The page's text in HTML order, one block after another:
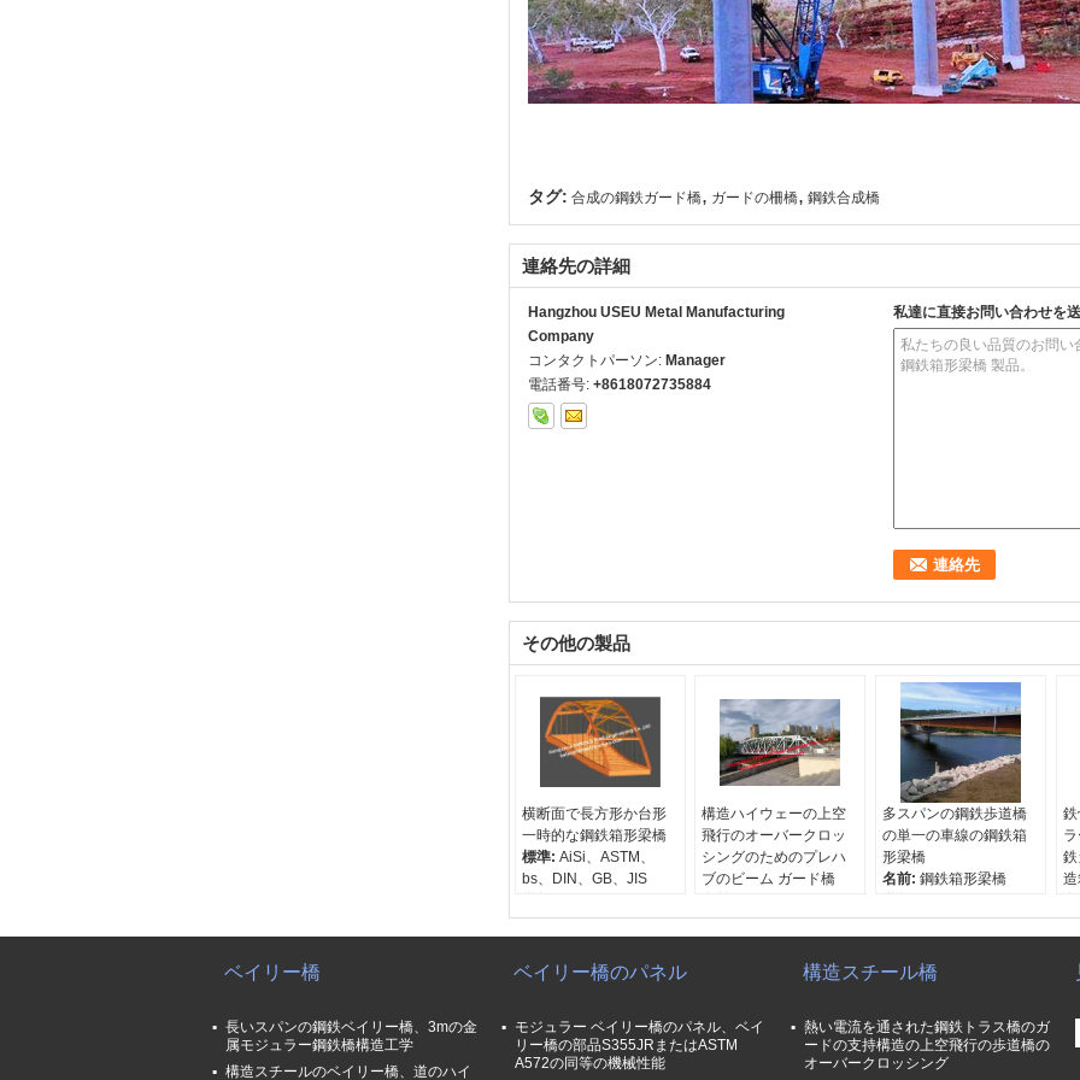
タグ: 合成の鋼鉄ガード橋, ガードの柵橋, 鋼鉄合成橋
連絡先の詳細
Hangzhou USEU Metal Manufacturing
Company
コンタクトパーソン: Manager
電話番号: +8618072735884
私達に直接お問い合わせを
その他の製品
横断面で長方形か台形
一時的な鋼鉄箱形梁橋
標準: AiSi、ASTM、
bs、DIN、GB、JIS
寸法:標準
土）
構造ハイウェーの上空
飛行のオーバークロッ
シングのためのプレハ
ブのビーム ガード橋
学年:Q345B-Q460C
多スパンの鋼鉄歩道橋
の単一の車線の鋼鉄箱
形梁橋
名前: 鋼鉄箱形梁橋
寸法:カスタマイズされ
特徴:組立て式に作られ
造
橋
ベイリー橋
長いスパンの鋼鉄ベイリー橋、3mの金
属モジュラー鋼鉄橋構造工学
構造スチールのベイリー橋、道のハイ
ベイリー橋のパネル
モジュラー ベイリー橋のパネル、ベイ
リー橋の部品S355JRまたはASTM
A572の同等の機械性能
構造スチール橋
熱い電流を通された鋼鉄トラス橋のガ
ードの支持構造の上空飛行の歩道橋の
オーバークロッシング